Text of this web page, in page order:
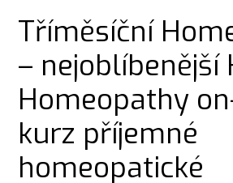
Tříměsíční
– nejoblíbenější
Homeopathy
kurz příjemné
homeopatické